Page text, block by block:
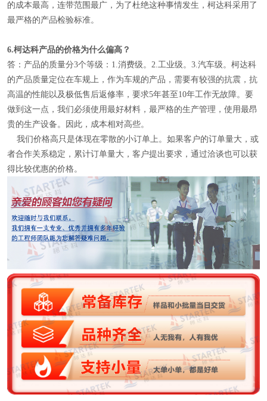
的成本最高，连带范围最广，为了杜绝这种事情发生，柯达科采用了
最严格的产品检验标准。
6.柯达科产品的价格为什么偏高？
答：产品的质量分3个等级：1.消费级。2.工业级。3.汽车级。柯达科
的产品质量定位在车规上，作为车规的产品，需要有较强的抗震，抗
高温的性能以及极低售后返修率，要求5年甚至10年工作无故障。要
做到这一点，我们必须使用最好材料，最严格的生产管理，使用最昂
贵的生产设备。因此，成本相对高些。
我们价格高只是体现在零散的小订单上。如果客户的订单量大，或
者合作关系稳定，累计订单量大，客户提出要求，通过洽谈也可以获
得比较优惠的价格。